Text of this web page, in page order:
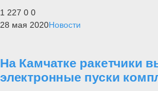
1 227 0 0
28 мая 2020Новости
На Камчатке ракетчики
электронные пуски